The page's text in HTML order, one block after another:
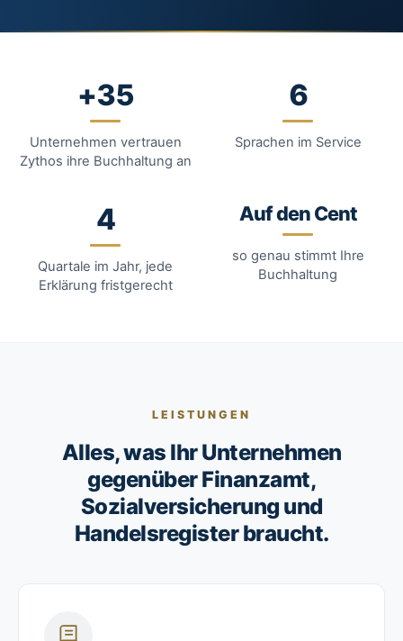
+35
Unternehmen vertrauen
Zythos ihre Buchhaltung an
6
Sprachen im Service
4
Quartale im Jahr, jede
Erklärung fristgerecht
Auf den Cent
so genau stimmt Ihre
Buchhaltung
LEISTUNGEN
Alles, was Ihr Unternehmen
gegenüber Finanzamt,
Sozialversicherung und
Handelsregister braucht.